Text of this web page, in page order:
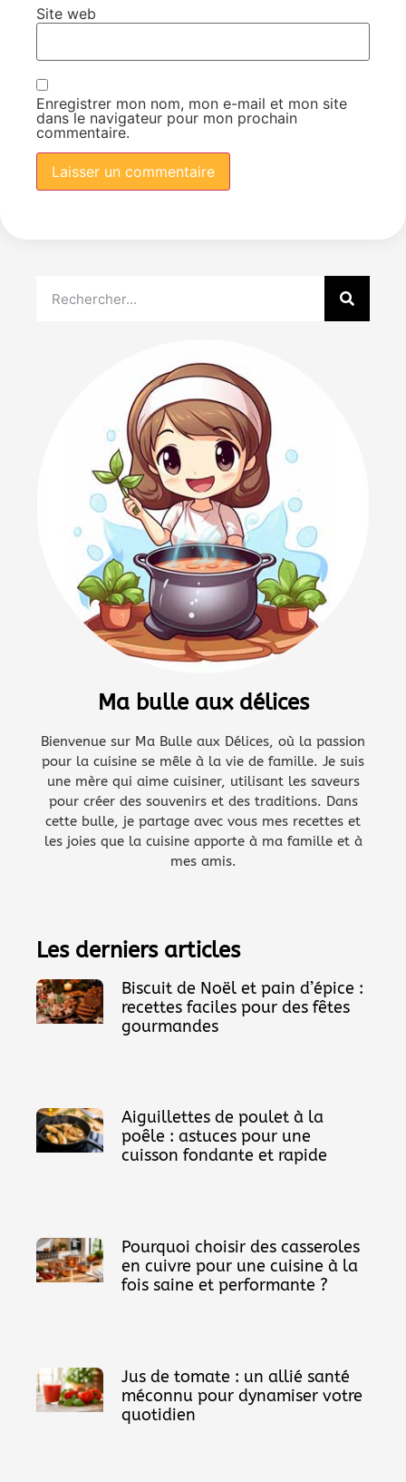
Site web
Enregistrer mon nom, mon e-mail et mon site
dans le navigateur pour mon prochain
commentaire.
Ma bulle aux délices
Bienvenue sur Ma Bulle aux Délices, où la passion
pour la cuisine se mêle à la vie de famille. Je suis
une mère qui aime cuisiner, utilisant les saveurs
pour créer des souvenirs et des traditions. Dans
cette bulle, je partage avec vous mes recettes et
les joies que la cuisine apporte à ma famille et à
mes amis.
Les derniers articles
Biscuit de Noël et pain d’épice :
recettes faciles pour des fêtes
gourmandes
Aiguillettes de poulet à la
poêle : astuces pour une
cuisson fondante et rapide
Pourquoi choisir des casseroles
en cuivre pour une cuisine à la
fois saine et performante ?
Jus de tomate : un allié santé
méconnu pour dynamiser votre
quotidien